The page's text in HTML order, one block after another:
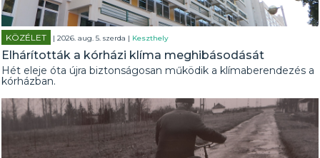
KÖZÉLET | 2026. aug. 5. szerda | Keszthely
Elhárították a kórházi klíma meghibásodását
Hét eleje óta újra biztonságosan működik a klímaberendezés a
kórházban.